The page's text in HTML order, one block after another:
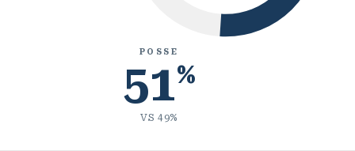
POSSE
51%
VS49%